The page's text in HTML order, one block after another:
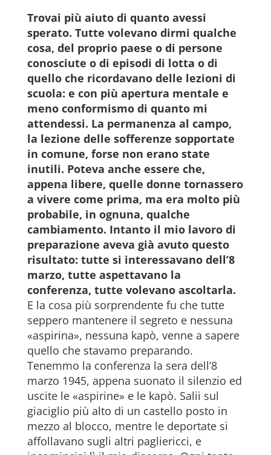
Trovai più aiuto di quanto avessi
sperato. Tutte volevano dirmi qualche
cosa, del proprio paese o di persone
conosciute o di episodi di lotta o di
quello che ricordavano delle lezioni di
scuola: e con più apertura mentale e
meno conformismo di quanto mi
attendessi. La permanenza al campo,
la lezione delle sofferenze sopportate
in comune, forse non erano state
inutili. Poteva anche essere che,
appena libere, quelle donne tornassero
a vivere come prima, ma era molto più
probabile, in ognuna, qualche
cambiamento. Intanto il mio lavoro di
preparazione aveva già avuto questo
risultato: tutte si interessavano dell’8
marzo, tutte aspettavano la
conferenza, tutte volevano ascoltarla.
E la cosa più sorprendente fu che tutte
seppero mantenere il segreto e nessuna
«aspirina», nessuna kapò, venne a sapere
quello che stavamo preparando.
Tenemmo la conferenza la sera dell’8
marzo 1945, appena suonato il silenzio ed
uscite le «aspirine» e le kapò. Salii sul
giaciglio più alto di un castello posto in
mezzo al blocco, mentre le deportate si
affollavano sugli altri pagliericci, e